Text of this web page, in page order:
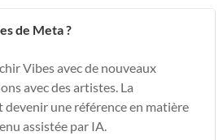
de Meta ?
Vibes avec de nouveaux
avec des artistes. La
une référence en matière
assistée par IA.